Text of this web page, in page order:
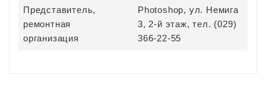
Представитель,
ремонтная
организация
Photoshop, ул. Немига
3, 2-й этаж, тел. (029)
366-22-55